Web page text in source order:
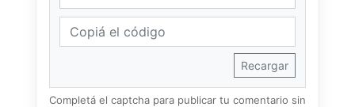
Recargar
Completá el captcha para publicar tu comentario sin